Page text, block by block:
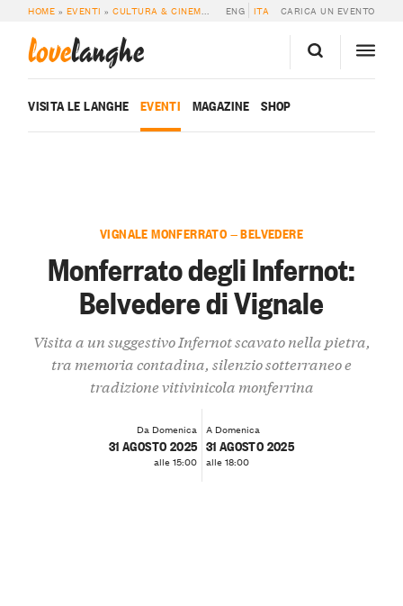
HOME » EVENTI »CULTURA & CINEMA » MONFERRATO DEGLI INFERNOT:
ENG ITA CARICA UN EVENTO
lovelanghe
VISITA LE LANGHE EVENTI MAGAZINE SHOP
VIGNALE MONFERRATO — BELVEDERE
Monferrato degli Infernot:
Belvedere di Vignale
Visita a un suggestivo Infernot scavato nella pietra,
tra memoria contadina, silenzio sotterraneo e
tradizione vitivinicola monferrina
Da Domenica
31 AGOSTO 2025
alle 15:00
A Domenica
31 AGOSTO 2025
alle 18:00